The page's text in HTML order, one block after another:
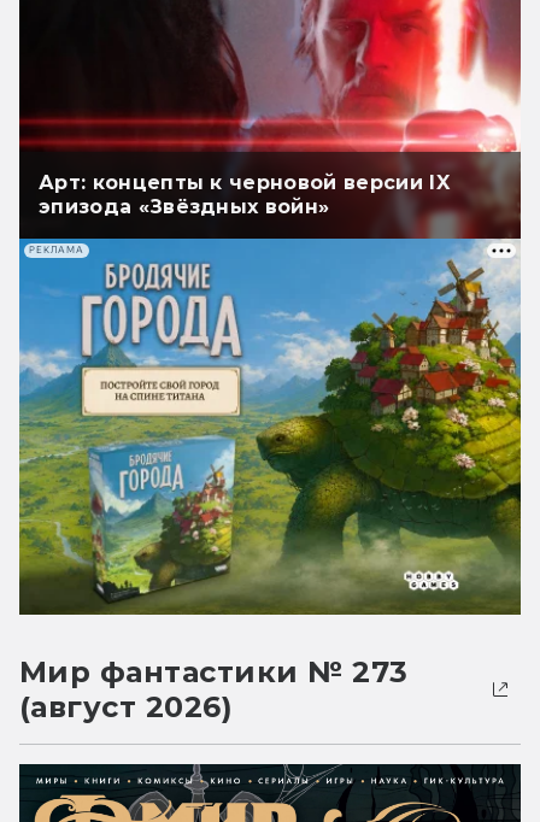
Арт: концепты к черновой версии IX
эпизода «Звёздных войн»
РЕКЛАМА
Мир фантастики № 273
(август 2026)